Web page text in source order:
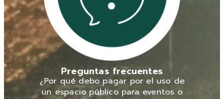
Preguntas frecuentes
¿Por qué debo pagar por el uso de
un espacio público para eventos o